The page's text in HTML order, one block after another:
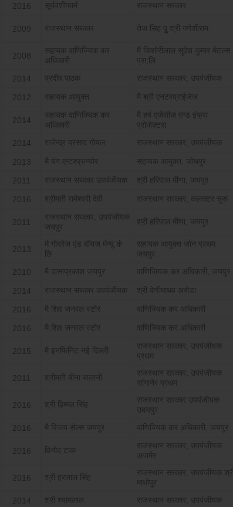
2016 सूर्यवंशीफार्म राजस्‍थान सरकार
2009 राजस्‍थान सरकार तेज सिह पुृ श्री गणेशीराम
2008
सहायक वाणिज्यिक कर
अधिकारी
मै किशोरीलाल सुदेश कुमार मेटल्‍स
प्रा;लि
2014 प्रदीप पाठक राजस्‍थान सरकार, उपपंजीयक
2012 सहायक आयुक्‍त मै श्री एनटरप्राईजेज
2014
सहायक वाणिज्यिक कर
अधिकारी
मै हर्ष एजेंसीज एण्‍ड इंफ्रा
प्रोजेक्‍टस
2014 राजेन्‍द्र प्रसाद गोयल राजस्‍थान सरकार, उपपंजीयक
2013 मै यंग एन्‍टरप्रान्‍योर सहायक आयुक्‍त, जोधपुर
2011 राजस्‍थान सरकार उपपंजीयक श्री हरिपाल मीणा, जयपुर
2016 श्रीमती रामेश्‍वरी देवी राजस्‍थान सरकार, कलक्‍टर चुरू
2011
राजस्‍थान सरकार, उपपंजीयक
जयपुर
श्री हरिपाल मीणा, जयपुर
2013
मे गोदरेज एंड बॉयज मेन्‍यू कं
लि
सहायक आयुक्‍त जोन प्रथम
जयपुर
2010 मै दासाप्रकाश जयपुर वाणिजियक कर अधिकारी, जयपुर
2014 राजस्‍थान सरकार उपपंजीयक श्री वेणीमाधव अरोडा
2016 मै शिव जनरल स्‍टोर वाणिज्यिक कर अधिकारी
2016 मै शिव जनरल स्‍टोर वाणिज्यिक कर अधिकारी
2015 मै इनफिनिट नई दिल्‍ली
राजस्‍थान सरकार, उपपंजीयक
प्रथम
2011 श्रीमती बीना बालानी
राजस्‍थान सरकार, उपपंजीयक
सांगानेर प्रथम
2016 श्री हिम्‍मत सिंह
राजस्‍थान सरकार उपपंजीयक
उदयपुर
2016 मै विजय सेल्‍स जयपुर वाणिज्यिक कर अधिकारी, जयपुर
2016 विनोद टांक
राजस्‍थान सरकार, उपपंजीयक
अजमेर
2016 श्री हरलाल सिंह
राजस्‍थान सरकार, उपपंजीयक श्री
माधोपुर
2014 श्री श्‍यामलाल राजस्‍थान सरकार, उपपंजीयक